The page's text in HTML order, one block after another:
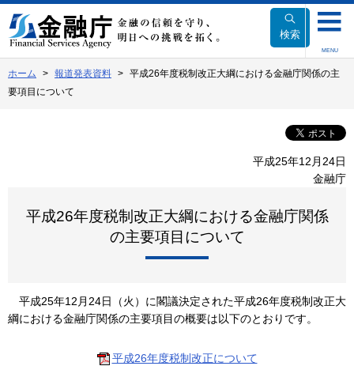
文
へ
動
検索
MENU
ホーム 報道発表資料
平成26年度税制改正大綱における金融庁関係の主
要項目について
平成25年12月24日
金融庁
平成26年度税制改正大綱における金融庁関係
の主要項目について
平成25年12月24日（火）に閣議決定された平成26年度税制改正大
綱における金融庁関係の主要項目の概要は以下のとおりです。
平成26年度税制改正について